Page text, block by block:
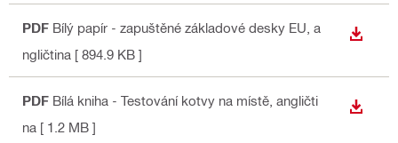
PDF Bílý papír - zapuštěné základové desky EU , a
ngličtina [ 894.9 KB ]
PDF Bílá kniha - Testování kotvy na místě , angličti
na [ 1.2 MB ]